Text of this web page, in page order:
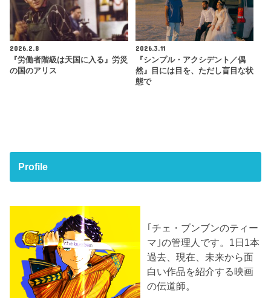
2026.2.8
『労働者階級は天国に入る』労災
の国のアリス
2026.3.11
『シンプル・アクシデント／偶
然』目には目を、ただし盲目な状
態で
Profile
｢チェ・ブンブンのティー
マ｣の管理人です。1日1本
過去、現在、未来から面
白い作品を紹介する映画
の伝道師。